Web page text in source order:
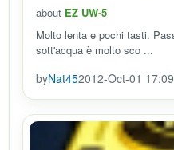
about EZ UW-5
Molto lenta e pochi tasti.
sott'acqua è molto sco ...
byNat452012-Oct-01 17:09